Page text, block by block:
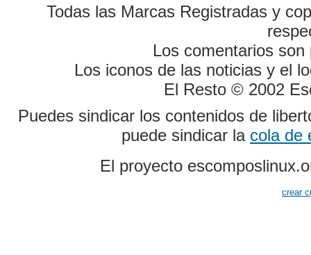
Todas las Marcas Registradas y
Los comentarios
Los iconos de las noticias y el
El Resto © 2002
Puedes sindicar los contenidos de
puede sindicar la cola de
El proyecto
crear